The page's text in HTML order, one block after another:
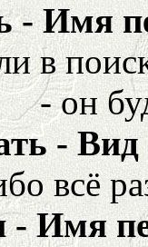
- Имя
в
- он
-
всё
Имя